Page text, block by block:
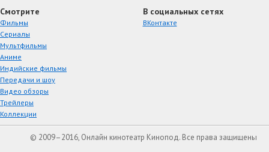
Смотрите
Фильмы
Сериалы
Мультфильмы
Аниме
Индийские фильмы
Передачи и шоу
Видео обзоры
Трейлеры
Коллекции
В социальных сетях
ВКонтакте
© 2009–2016, Онлайн кинотеатр Кинопод. Все права защищены